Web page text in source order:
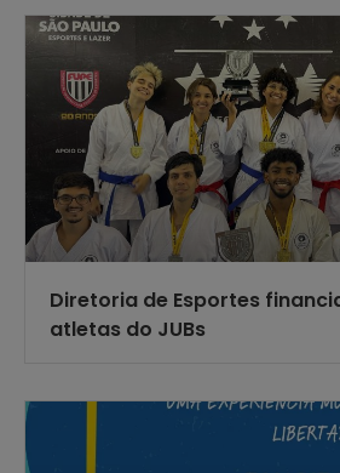
Diretoria de Esportes
atletas do JUBs